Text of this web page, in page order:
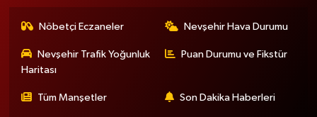
Nöbetçi Eczaneler Nevşehir Hava Durumu
Nevşehir Trafik Yoğunluk
Haritası
Puan Durumu ve Fikstür
Tüm Manşetler Son Dakika Haberleri